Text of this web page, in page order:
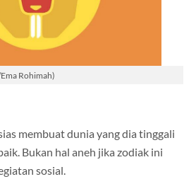
Rohimah)
membuat dunia yang dia tinggali
Bukan hal aneh jika zodiak ini
sosial.